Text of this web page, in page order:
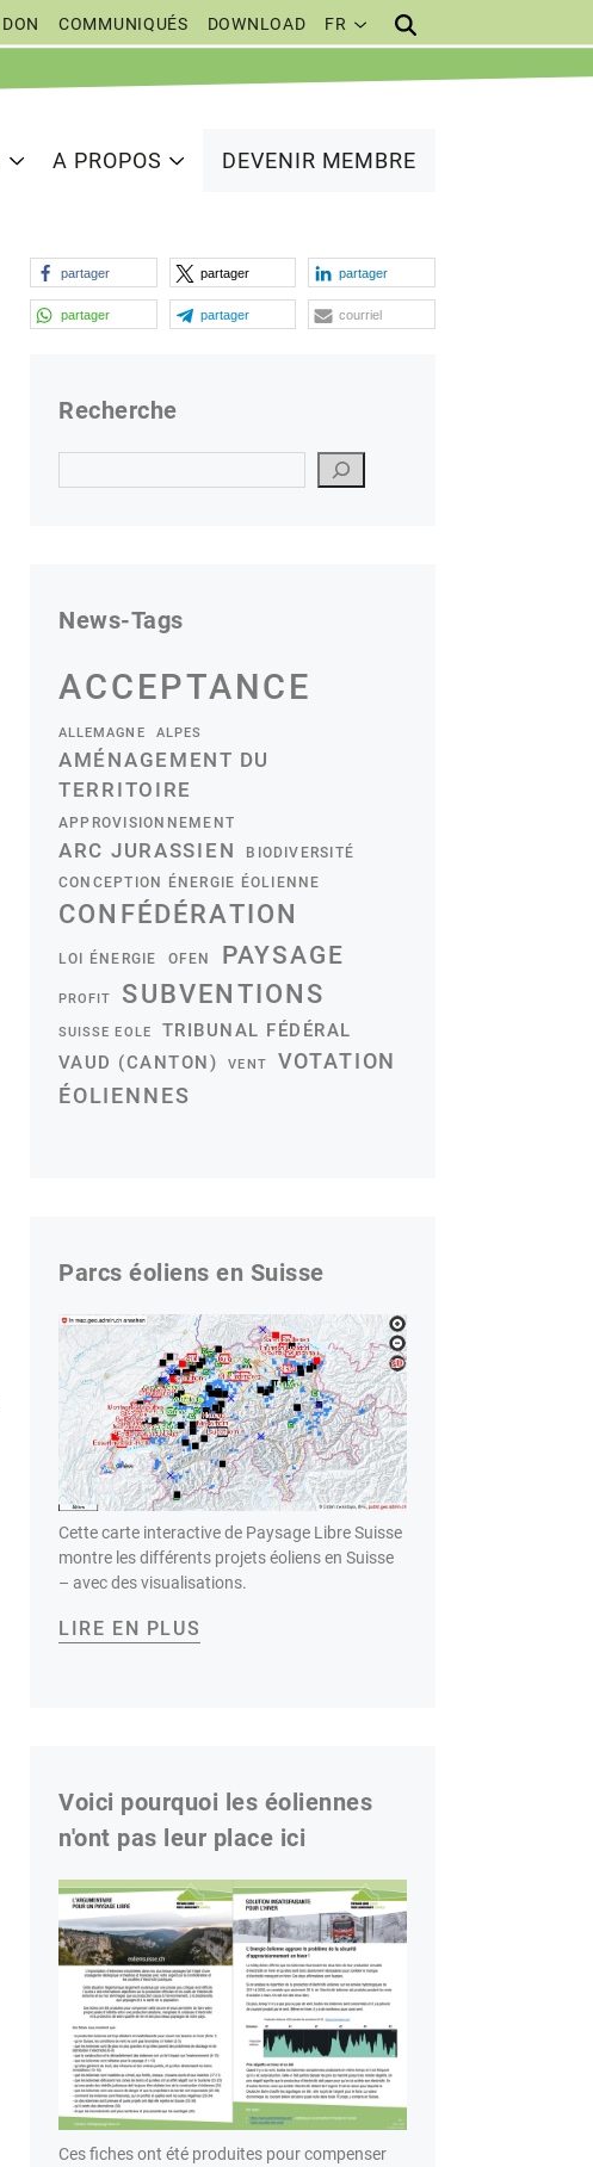
DON COMMUNIQUÉS DOWNLOAD FR
A PROPOS DEVENIR MEMBRE
partager partager partager
partager partager courriel
Recherche
News-Tags
ACCEPTANCE
ALLEMAGNE ALPES
AMÉNAGEMENT DU
TERRITOIRE
APPROVISIONNEMENT
ARC JURASSIEN
BIODIVERSITÉ
CONCEPTION ÉNERGIE ÉOLIENNE
CONFÉDÉRATION
LOI ÉNERGIE OFEN PAYSAGE
PROFIT SUBVENTIONS
SUISSE EOLE
TRIBUNAL FÉDÉRAL
VAUD (CANTON)
VENT
VOTATION
ÉOLIENNES
Parcs éoliens en Suisse
Cette carte interactive de Paysage Libre Suisse
montre les différents projets éoliens en Suisse
– avec des visualisations.
LIRE EN PLUS
Voici pourquoi les éoliennes
n'ont pas leur place ici
Ces fiches ont été produites pour compenser